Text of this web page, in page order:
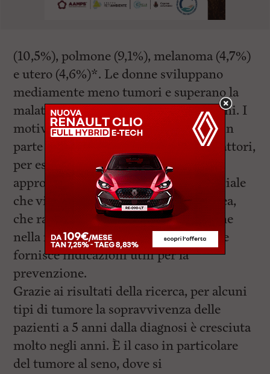
(10,5%), polmone (9,1%), melanoma (4,7%)
e utero (4,6%)*. Le donne sviluppano
mediamente meno tumori e superano la
malattia più spesso rispetto agli uomini. I
motivi di questa differenza – dovuta in
parte alla biologia e in parte ad altri fattori,
per esempio sociali e culturali – sono
approfonditi nella pubblicazione speciale
che viene distribuita insieme all’Azalea,
che racconta anche il ruolo delle donne
nella ricerca sul cancro tra ieri e oggi e
fornisce indicazioni utili per la
prevenzione.
Grazie ai risultati della ricerca, per alcuni
tipi di tumore la sopravvivenza delle
pazienti a 5 anni dalla diagnosi è cresciuta
molto negli anni. È il caso in particolare
del tumore al seno, dove si